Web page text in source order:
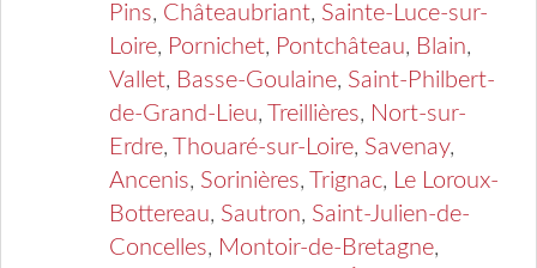
Pins, Châteaubriant, Sainte-Luce-sur-
Loire, Pornichet, Pontchâteau, Blain,
Vallet, Basse-Goulaine, Saint-Philbert-
de-Grand-Lieu, Treillières, Nort-sur-
Erdre, Thouaré-sur-Loire, Savenay,
Ancenis, Sorinières, Trignac, Le Loroux-
Bottereau, Sautron, Saint-Julien-de-
Concelles, Montoir-de-Bretagne,